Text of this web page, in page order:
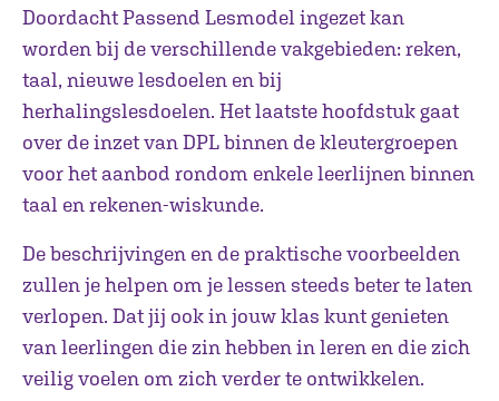
Doordacht Passend Lesmodel ingezet kan
worden bij de verschillende vakgebieden: reken,
taal, nieuwe lesdoelen en bij
herhalingslesdoelen. Het laatste hoofdstuk gaat
over de inzet van DPL binnen de kleutergroepen
voor het aanbod rondom enkele leerlijnen binnen
taal en rekenen-wiskunde.
De beschrijvingen en de praktische voorbeelden
zullen je helpen om je lessen steeds beter te laten
verlopen. Dat jij ook in jouw klas kunt genieten
van leerlingen die zin hebben in leren en die zich
veilig voelen om zich verder te ontwikkelen.